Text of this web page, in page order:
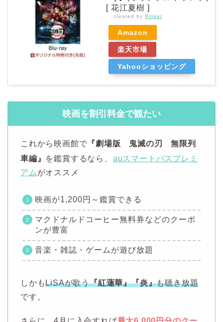
[ 花江夏樹 ]
created by Rinker
Amazon
楽天市場
Yahooショッピング
映画を割引料金で観たい
これから映画館で 『劇場版 鬼滅の刃 無限列
車編』 を鑑賞するなら、 auスマートパスプレミ
アム がオススメ
映画が1,200円～鑑賞できる
マクドナルドコーヒー無料券などのクーポ
ンが豊富
音楽・雑誌・ゲームが遊び放題
しかもLiSAが歌う『紅蓮華』『炎』も聴き放題
です。